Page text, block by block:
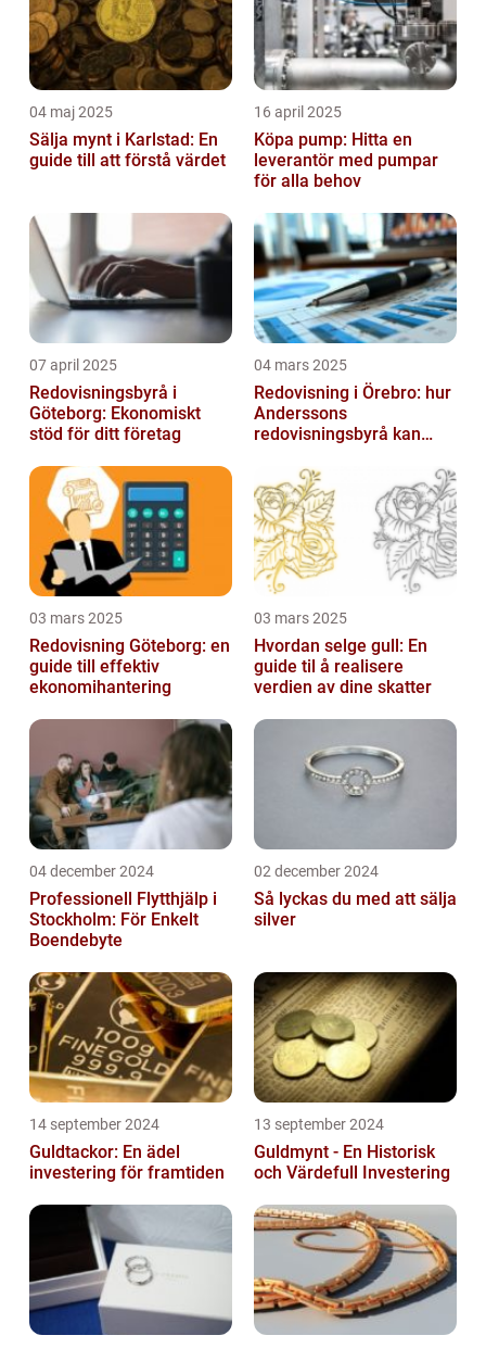
04 maj 2025
Sälja mynt i Karlstad: En
guide till att förstå värdet
16 april 2025
Köpa pump: Hitta en
leverantör med pumpar
för alla behov
07 april 2025
Redovisningsbyrå i
Göteborg: Ekonomiskt
stöd för ditt företag
04 mars 2025
Redovisning i Örebro: hur
Anderssons
redovisningsbyrå kan
03 mars 2025
Redovisning Göteborg: en
guide till effektiv
ekonomihantering
03 mars 2025
Hvordan selge gull: En
guide til å realisere
verdien av dine skatter
04 december 2024
Professionell Flytthjälp i
Stockholm: För Enkelt
Boendebyte
02 december 2024
Så lyckas du med att sälja
silver
14 september 2024
Guldtackor: En ädel
investering för framtiden
13 september 2024
Guldmynt - En Historisk
och Värdefull Investering